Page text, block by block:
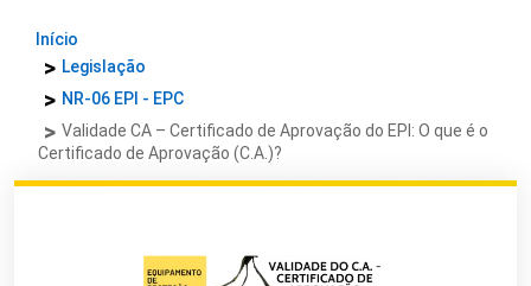
Início
Legislação
NR-06 EPI - EPC
Validade CA – Certificado de Aprovação do EPI: O que é o
Certificado de Aprovação (C.A.)?